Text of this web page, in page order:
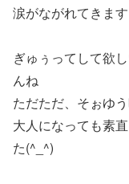
涙がながれてきます
ぎゅぅってして欲
んね
ただただ、そぉゆ
大人になっても素
た(^_^)